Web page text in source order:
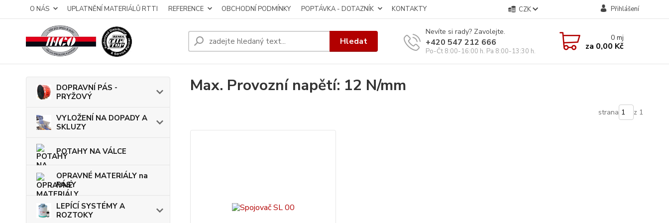
O NÁS UPLATNĚNÍ MATERIÁLŮ RTTI REFERENCE OBCHODNÍ PODMÍNKY POPTÁVKA - DOTAZNÍK KONTAKTY CZK Přihlášení
Hledat
Nevíte si rady? Zavolejte.
+420 547 212 666
Po-Čt 8:00-16:00 h. Pa 8:00-13:30 h.
0mj
za 0,00 Kč
DOPRAVNÍ PÁS -
PRYŽOVÝ
VYLOŽENÍ NA DOPADY A
SKLUZY
POTAHY NA VÁLCE
OPRAVNÉ MATERIÁLY na
PÁSY
LEPÍCÍ SYSTÉMY A
ROZTOKY
Max. Provozní napětí: 12 N/mm
strana z 1